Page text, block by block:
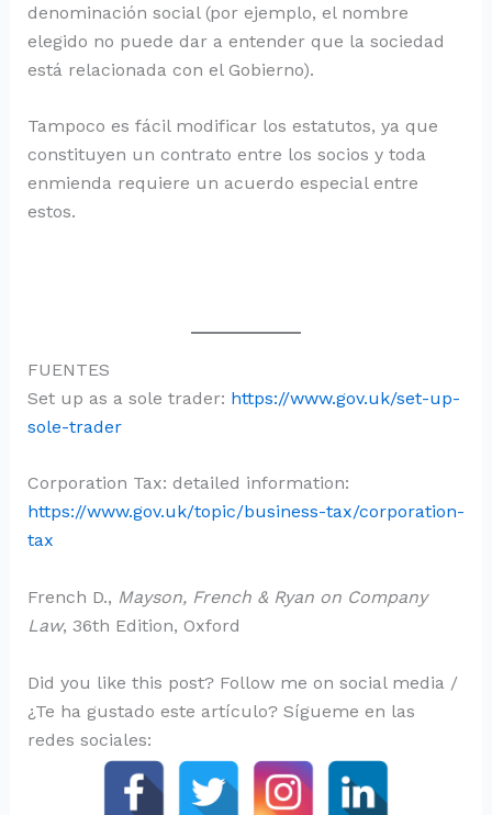
denominación social (por ejemplo, el nombre
elegido no puede dar a entender que la sociedad
está relacionada con el Gobierno).
Tampoco es fácil modificar los estatutos, ya que
constituyen un contrato entre los socios y toda
enmienda requiere un acuerdo especial entre
estos.
FUENTES
Set up as a sole trader: https://www.gov.uk/set-up-
sole-trader
Corporation Tax: detailed information:
https://www.gov.uk/topic/business-tax/corporation-
tax
French D., Mayson, French & Ryan on Company
Law, 36th Edition, Oxford
Did you like this post? Follow me on social media /
¿Te ha gustado este artículo? Sígueme en las
redes sociales: